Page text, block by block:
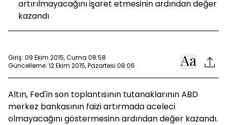
artırılmayacağını işaret etmesinin ardından değer
kazandı
Giriş: 09 Ekim 2015, Cuma 08:58
Güncelleme: 12 Ekim 2015, Pazartesi 08:06
Altın, Fed'in son toplantısının tutanaklarının ABD
merkez bankasının faizi artırmada aceleci
olmayacağını göstermesinn ardından değer kazandı.